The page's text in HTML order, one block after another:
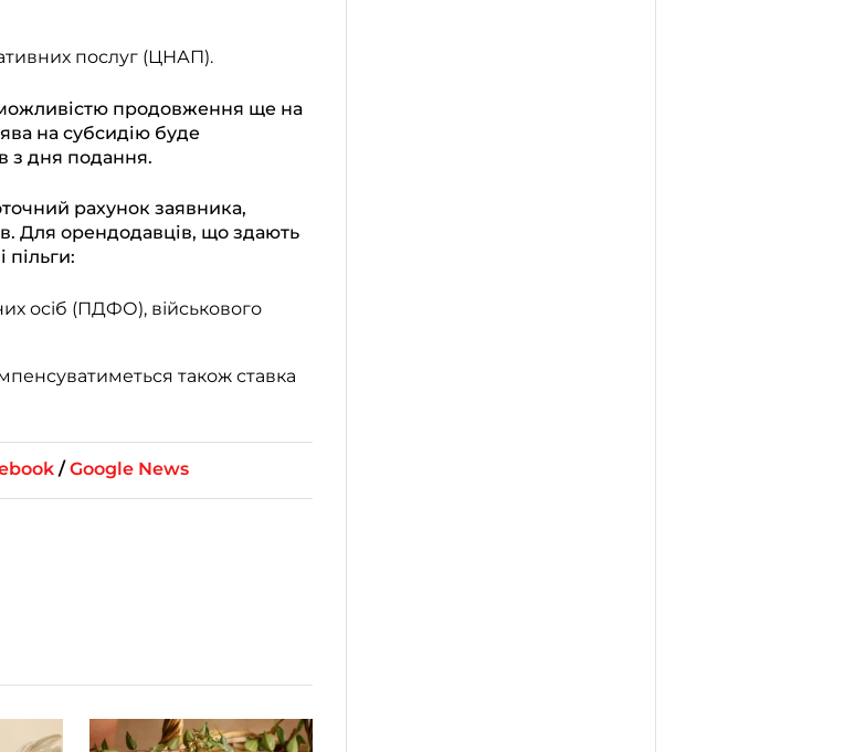
послуг (ЦНАП).
можливістю продовження ще на
на субсидію буде
з дня подання.
рахунок заявника,
Для орендодавців, що здають
пільги:
осіб (ПДФО), військового
також ставка
/Google News